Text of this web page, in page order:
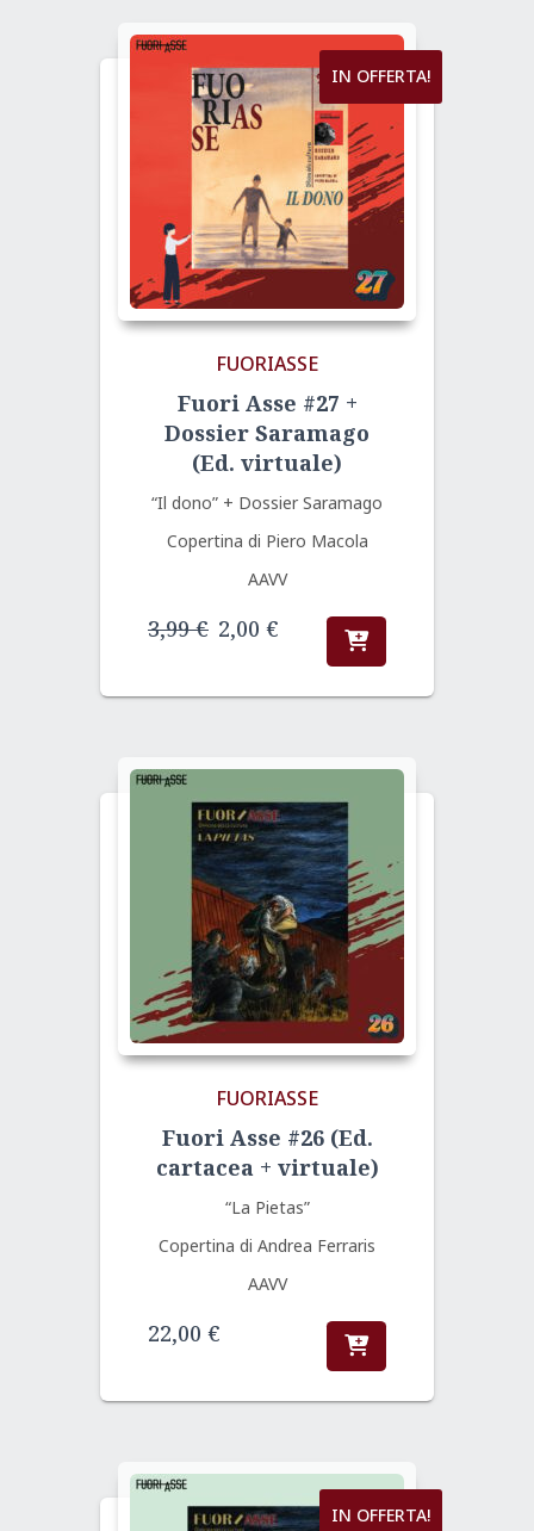
IN OFFERTA!
FUORIASSE
Fuori Asse #27 +
Dossier Saramago
(Ed. virtuale)
“Il dono” + Dossier Saramago
Copertina di Piero Macola
AAVV
3,99€ Il
era:
2,00 €
prezzo
è:
FUORIASSE
Fuori Asse #26 (Ed.
cartacea + virtuale)
“La Pietas”
Copertina di Andrea Ferraris
AAVV
22,00 €
IN OFFERTA!